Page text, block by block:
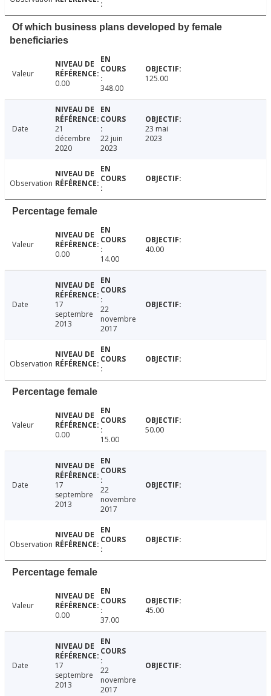
Of which business plans developed by female
beneficiaries
Valeur
0.00
348.00
125.00
Date
21
décembre
2020
22 juin
2023
23 mai
2023
Observation
Percentage female
Valeur
0.00
14.00
40.00
Date
17
septembre
2013
22
novembre
2017
Observation
Percentage female
Valeur
0.00
15.00
50.00
Date
17
septembre
2013
22
novembre
2017
Observation
Percentage female
Valeur
0.00
37.00
45.00
Date
17
septembre
2013
22
novembre
2017